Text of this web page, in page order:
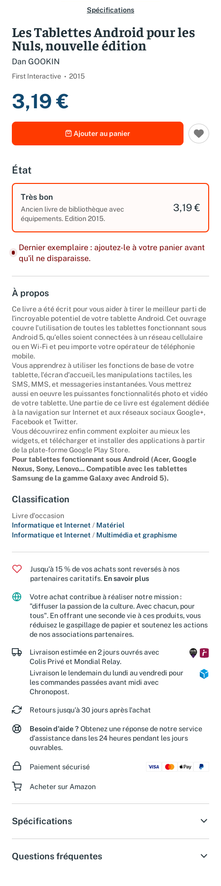
Les Tablettes Android pour les
Nuls, nouvelle édition
3,19 €
Ajouter au panier
État
Très bon
Ancien livre de bibliothèque avec
3,19 €
Dernier exemplaire : ajoutez-le à votre panier avant
qu'il ne disparaisse.
À propos
Ce livre a été écrit pour vous aider à tirer le meilleur parti de
l'incroyable potentiel de votre tablette Android. Cet ouvrage
couvre l'utilisation de toutes les tablettes fonctionnant sous
Android 5, qu'elles soient connectées à un réseau cellulaire
ou en Wi-Fi et peu importe votre opérateur de téléphonie
mobile.
Vous apprendrez à utiliser les fonctions de base de votre
tablette, l'écran d'accueil, les manipulations tactiles, les
SMS, MMS, et messageries instantanées. Vous mettrez
aussi en oeuvre les puissantes fonctionnalités photo et vidéo
de votre tablette. Une partie de ce livre est également dédiée
à la navigation sur Internet et aux réseaux sociaux Google+,
Facebook et Twitter.
Vous découvrirez enfin comment exploiter au mieux les
widgets, et télécharger et installer des applications à partir
de la plate-forme Google Play Store.
Pour tablettes fonctionnant sous Android (Acer, Google
Nexus, Sony, Lenovo... Compatible avec les tablettes
Samsung de la gamme Galaxy avec Android 5).
Classification
Livre d'occasion
Informatique et Internet / Matériel
Jusqu'à 15 % de vos achats sont reversés à nos
partenaires caritatifs.
En savoir plus
Votre achat contribue à réaliser notre mission :
"diffuser la passion de la culture. Avec chacun, pour
tous". En offrant une seconde vie à ces produits, vous
réduisez le gaspillage de papier et soutenez les actions
de nos associations partenaires.
Livraison estimée en 2 jours ouvrés avec
Colis Privé et Mondial Relay.
Livraison le lendemain du lundi au vendredi pour
les commandes passées avant midi avec
Retours jusqu'à 30 jours après l'achat
Besoin d'aide ?Obtenez une réponse de notre service
d'assistance dans les 24 heures pendant les jours
Spécifications
Questions fréquentes